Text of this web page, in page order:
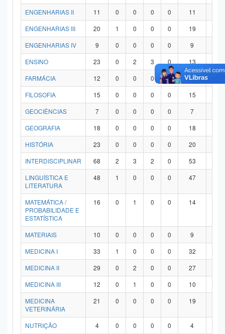
ENGENHARIAS II
11 0 0 0 0 11
ENGENHARIAS III
20 1 0 0 0 19
ENGENHARIAS IV
9 0 0 0 0 9
ENSINO
23 0 2 3 0 13
FARMÁCIA
12 0 0 0 0 12
FILOSOFIA
15 0 0 0 0 15
GEOCIÊNCIAS
7 0 0 0 0 7
GEOGRAFIA
18 0 0 0 0 18
HISTÓRIA
23 0 0 0 0 20
INTERDISCIPLINAR
68 2 3 2 0 53
LINGUÍSTICA E
LITERATURA
48 1 0 0 0 47
MATEMÁTICA /
PROBABILIDADE E
ESTATÍSTICA
16 0 1 0 0 14
MATERIAIS 10 0 0 0 0 9
MEDICINA I
33 1 0 0 0 32
MEDICINA II
29 0 2 0 0 27
MEDICINA III
12 0 1 0 0 10
MEDICINA
VETERINÁRIA
21 0 0 0 0 19
NUTRIÇÃO 4 0 0 0 0 4